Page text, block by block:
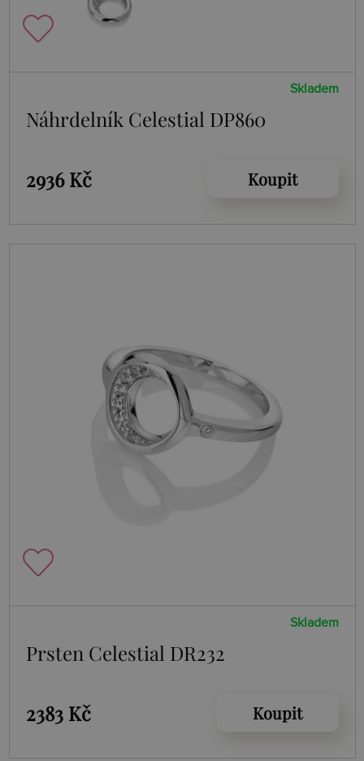
Skladem
Náhrdelník Celestial DP860
2936 Kč Koupit
Skladem
Prsten Celestial DR232
2383 Kč Koupit